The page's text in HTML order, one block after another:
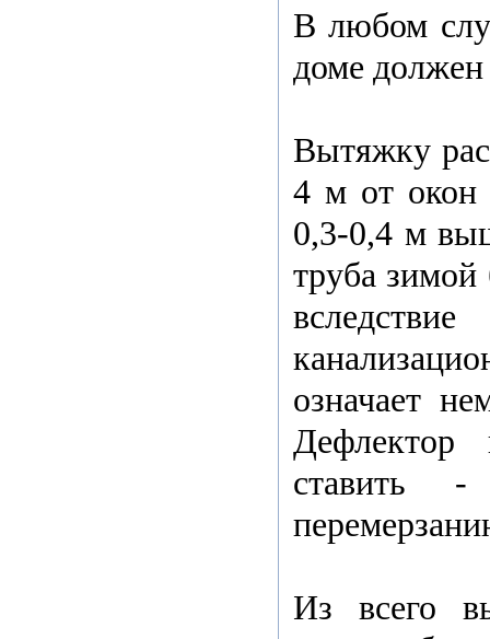
В любом
доме
Вытяжку
4 м от окон
0,3-0,4 м
труба зимой
означает
ставить -
Из всего